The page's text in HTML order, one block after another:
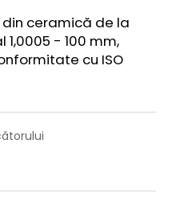
ceramică de la
1,0005 - 100 mm,
cu ISO